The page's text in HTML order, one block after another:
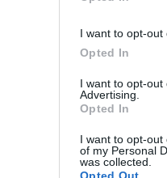
I want to opt-out
Opted In
I want to opt-out
Advertising.
Opted In
I want to opt-out
of my Personal
was collected.
Opted Out